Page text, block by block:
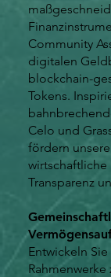
Community
digitalen
blockchain-
Tokens.
Celo und
fördern
Transparenz
Entwickeln